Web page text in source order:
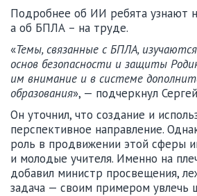
Подробнее об ИИ ребята узнают
а об БПЛА – на труде.
«Темы, связанные с БПЛА,
основ безопасности и защиты
им внимание и в системе
образования», — подчеркнул
Он уточнил, что создание и
перспективное направление.
роль в продвижении этой сферы
и молодые учителя. Именно на
добавил министр просвещения,
задача — своим примером увлечь